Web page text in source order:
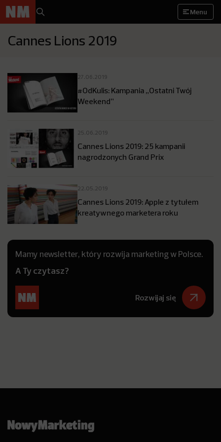
Menu
Cannes Lions 2019
27.06.2019
#OdKulis: Kampania „Ostatni Twój
Weekend”
25.06.2019
Cannes Lions 2019: 25 kampanii
nagrodzonych Grand Prix
22.05.2019
Cannes Lions 2019: Apple z tytułem
kreatywnego marketera roku
Mamy newsletter, który rozwija marketing w Polsce.
A Ty czytasz?
Rozwijaj się